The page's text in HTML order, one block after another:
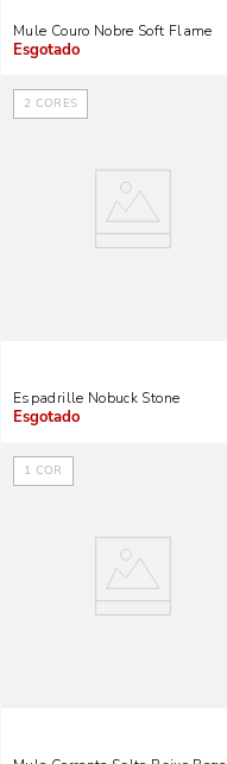
Mule Couro Nobre Soft Flame
Indisponível
2 CORES
Espadrille Nobuck Stone
Indisponível
1 COR